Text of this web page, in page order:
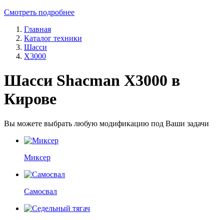
Смотреть подробнее
Главная
Каталог техники
Шасси
X3000
Шасси Shacman X3000 в
Кирове
Вы можете выбрать любую модификацию под Ваши задачи
Миксер
Самосвал